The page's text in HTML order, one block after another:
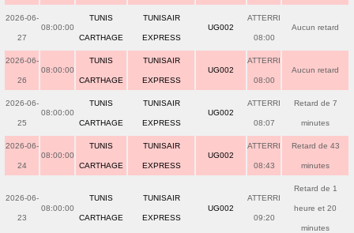
2026-06-
27
08:00:00
TUNIS
CARTHAGE
TUNISAIR
EXPRESS
UG002
ATTERRI
08:00
Aucun retard
2026-06-
26
08:00:00
TUNIS
CARTHAGE
TUNISAIR
EXPRESS
UG002
ATTERRI
08:00
Aucun retard
2026-06-
25
08:00:00
TUNIS
CARTHAGE
TUNISAIR
EXPRESS
UG002
ATTERRI
08:07
Retard de 7
minutes
2026-06-
24
08:00:00
TUNIS
CARTHAGE
TUNISAIR
EXPRESS
UG002
ATTERRI
08:43
Retard de 43
minutes
2026-06-
23
08:00:00
TUNIS
CARTHAGE
TUNISAIR
EXPRESS
UG002
ATTERRI
09:20
Retard de 1
heure et 20
minutes